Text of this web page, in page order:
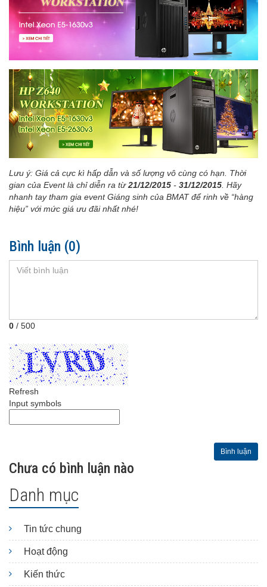
Lưu ý: Giá cả cực kì hấp dẫn và số lượng vô cùng có hạn. Thời
gian của Event là chỉ diễn ra từ21/12/2015 - 31/12/2015 . Hãy
nhanh tay tham gia event Giáng sinh của BMAT để rinh về “hàng
hiệu” với mức giá ưu đãi nhất nhé!
Bình luận (0)
0 / 500
Refresh
Input symbols
Bình luận
Chưa có bình luận nào
Danh mục
Tin tức chung
Hoạt động
Kiến thức